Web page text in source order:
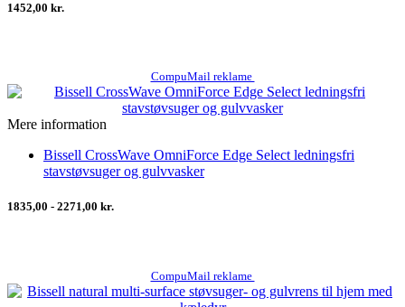
1452,00 kr.
CompuMail reklame
Mere information
Bissell CrossWave OmniForce Edge Select ledningsfri
stavstøvsuger og gulvvasker
1835,00 - 2271,00 kr.
CompuMail reklame